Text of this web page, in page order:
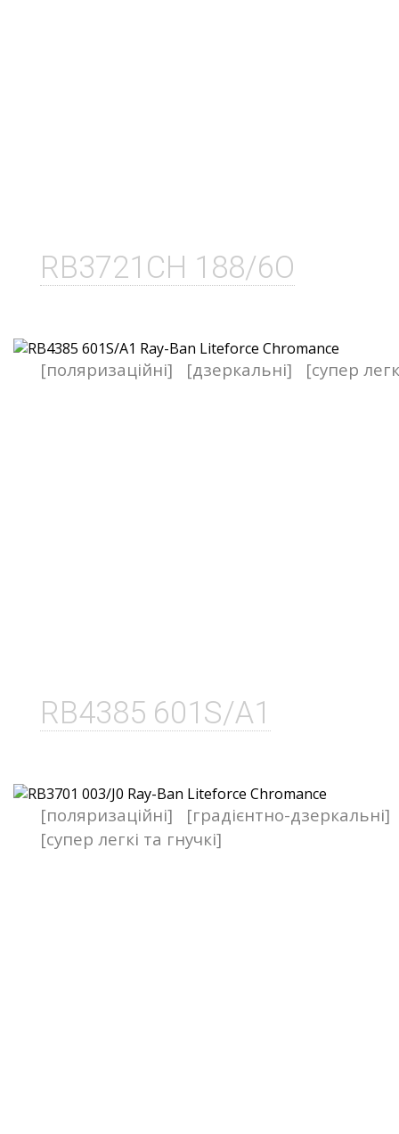
RB3721CH 188/6O
RB4385 601S/A1
[поляризаційні] [дзеркальні] [супер
[поляризаційні]
[градієнтно-дзеркальні]
[супер легкі та гнучкі]